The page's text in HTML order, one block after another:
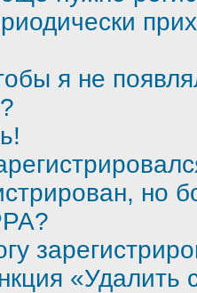
я не
но
«Удалить